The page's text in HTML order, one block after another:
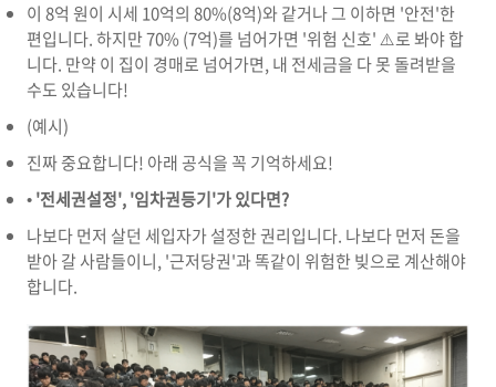
이 8억 원이 시세 10억의 80%(8억)와 같거나 그 이하면 '안전'한
편입니다. 하지만 70% (7억)를 넘어가면 '위험 신호' ⚠️로 봐야 합
니다. 만약 이 집이 경매로 넘어가면, 내 전세금을 다 못 돌려받을
수도 있습니다!
(예시)
진짜 중요합니다! 아래 공식을 꼭 기억하세요!
•'전세권설정', '임차권등기'가 있다면?
나보다 먼저 살던 세입자가 설정한 권리입니다. 나보다 먼저 돈을
받아 갈 사람들이니, '근저당권'과 똑같이 위험한 빚으로 계산해야
합니다.